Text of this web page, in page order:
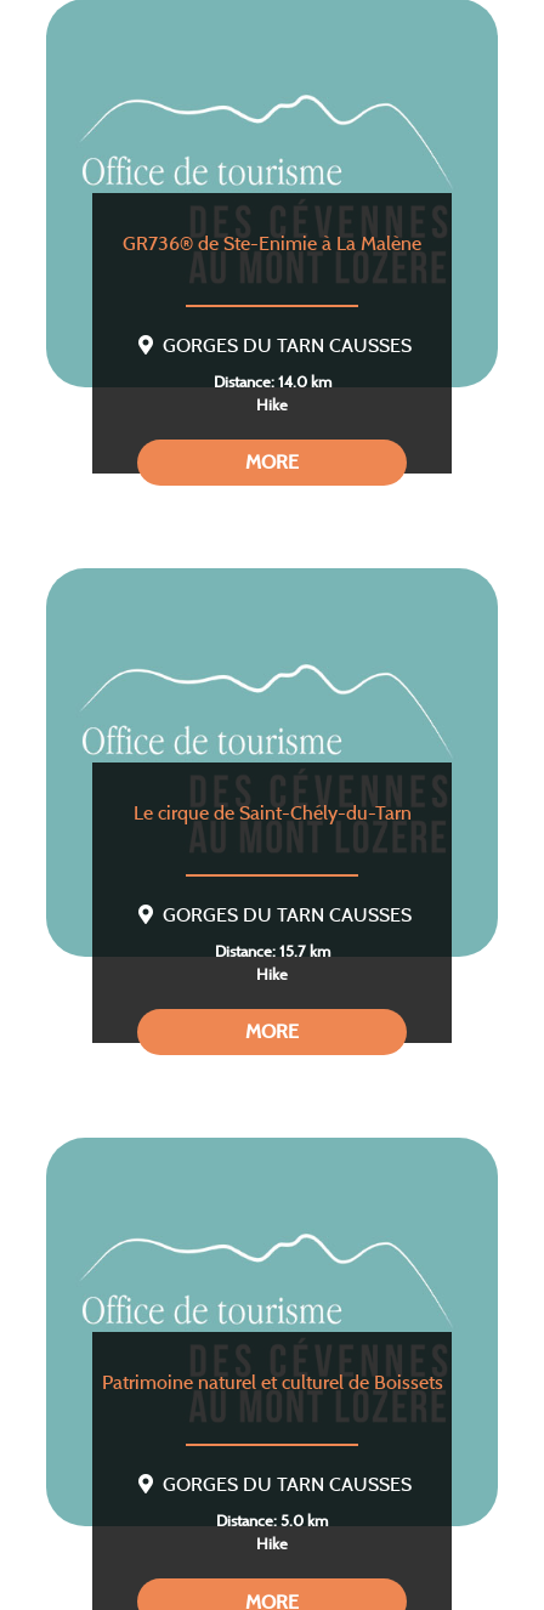
GR736® de Ste-Enimie à La Malène
GORGES DU TARN CAUSSES
Distance: 14.0 km
Hike
MORE
Le cirque de Saint-Chély-du-Tarn
GORGES DU TARN CAUSSES
Distance: 15.7 km
Hike
MORE
Patrimoine naturel et culturel de Boissets
GORGES DU TARN CAUSSES
Distance: 5.0 km
Hike
MORE